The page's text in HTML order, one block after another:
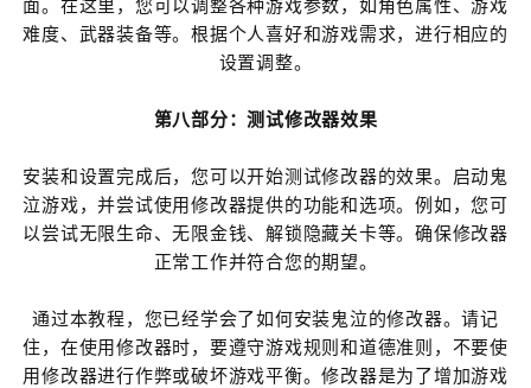
面。在这里，您可以调整各种游戏参数，如角色属性、游戏
难度、武器装备等。根据个人喜好和游戏需求，进行相应的
设置调整。
第八部分：测试修改器效果
安装和设置完成后，您可以开始测试修改器的效果。启动鬼
泣游戏，并尝试使用修改器提供的功能和选项。例如，您可
以尝试无限生命、无限金钱、解锁隐藏关卡等。确保修改器
正常工作并符合您的期望。
通过本教程，您已经学会了如何安装鬼泣的修改器。请记
住，在使用修改器时，要遵守游戏规则和道德准则，不要使
用修改器进行作弊或破坏游戏平衡。修改器是为了增加游戏